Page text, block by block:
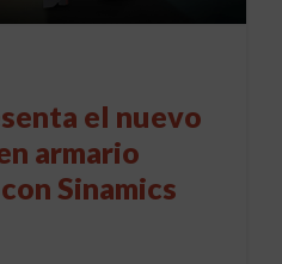
el nuevo
armario
Sinamics